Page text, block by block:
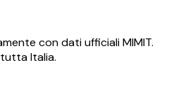
con dati ufficiali MIMIT.
Italia.